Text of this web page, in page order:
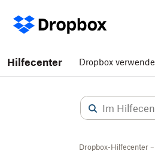
Hilfecenter Dropbox
Dropbox-Hilfecenter